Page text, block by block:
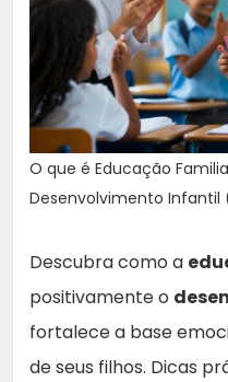
O que é Educação
Desenvolvimento Infantil
Descubra como a
positivamente o
fortalece a base
de seus filhos. Dicas